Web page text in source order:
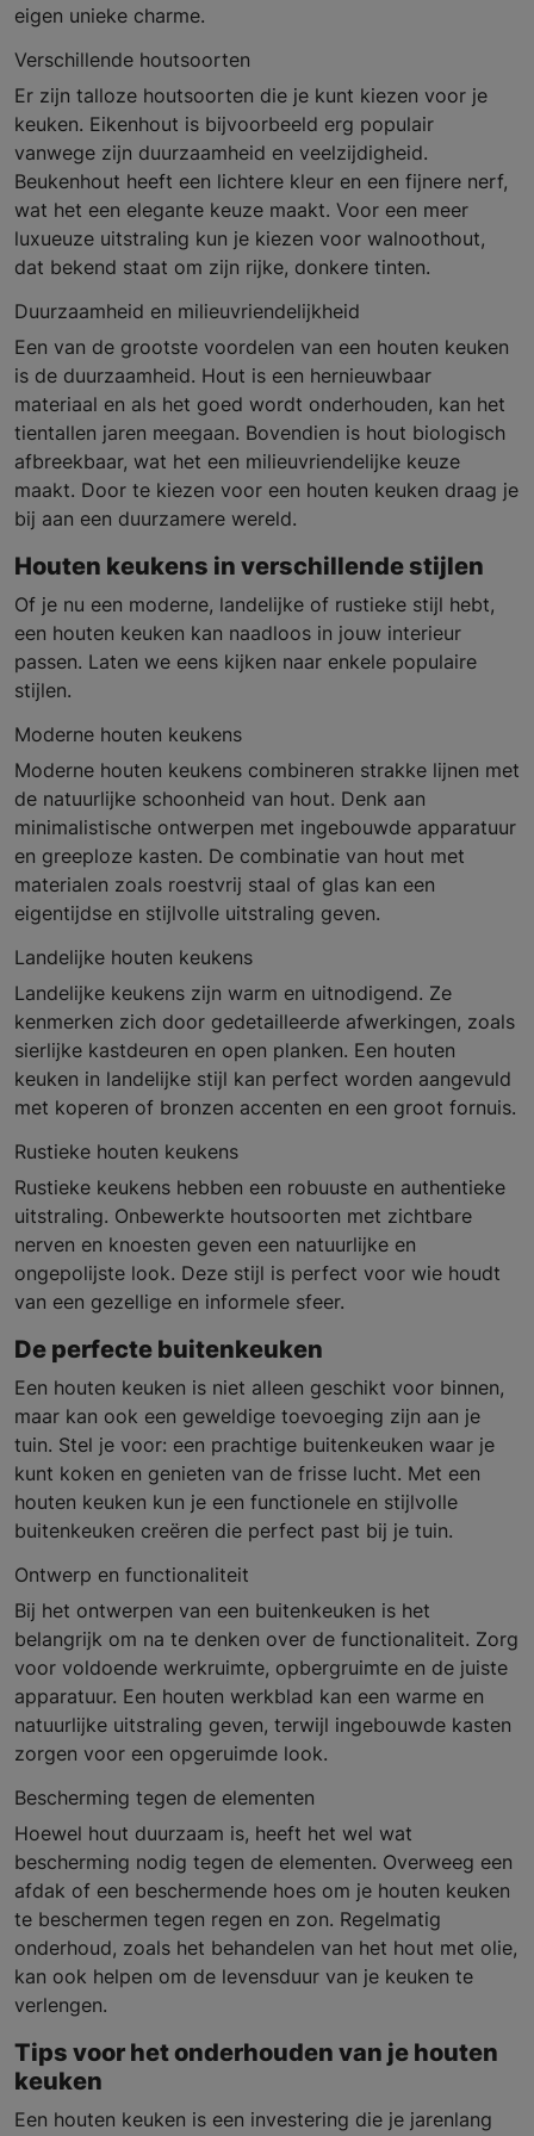
eigen unieke charme.
Verschillende houtsoorten
Er zijn talloze houtsoorten die je kunt kiezen voor je
keuken. Eikenhout is bijvoorbeeld erg populair
vanwege zijn duurzaamheid en veelzijdigheid.
Beukenhout heeft een lichtere kleur en een fijnere nerf,
wat het een elegante keuze maakt. Voor een meer
luxueuze uitstraling kun je kiezen voor walnoothout,
dat bekend staat om zijn rijke, donkere tinten.
Duurzaamheid en milieuvriendelijkheid
Een van de grootste voordelen van een houten keuken
is de duurzaamheid. Hout is een hernieuwbaar
materiaal en als het goed wordt onderhouden, kan het
tientallen jaren meegaan. Bovendien is hout biologisch
afbreekbaar, wat het een milieuvriendelijke keuze
maakt. Door te kiezen voor een houten keuken draag je
bij aan een duurzamere wereld.
Houten keukens in verschillende stijlen
Of je nu een moderne, landelijke of rustieke stijl hebt,
een houten keuken kan naadloos in jouw interieur
passen. Laten we eens kijken naar enkele populaire
stijlen.
Moderne houten keukens
Moderne houten keukens combineren strakke lijnen met
de natuurlijke schoonheid van hout. Denk aan
minimalistische ontwerpen met ingebouwde apparatuur
en greeploze kasten. De combinatie van hout met
materialen zoals roestvrij staal of glas kan een
eigentijdse en stijlvolle uitstraling geven.
Landelijke houten keukens
Landelijke keukens zijn warm en uitnodigend. Ze
kenmerken zich door gedetailleerde afwerkingen, zoals
sierlijke kastdeuren en open planken. Een houten
keuken in landelijke stijl kan perfect worden aangevuld
met koperen of bronzen accenten en een groot fornuis.
Rustieke houten keukens
Rustieke keukens hebben een robuuste en authentieke
uitstraling. Onbewerkte houtsoorten met zichtbare
nerven en knoesten geven een natuurlijke en
ongepolijste look. Deze stijl is perfect voor wie houdt
van een gezellige en informele sfeer.
De perfecte buitenkeuken
Een houten keuken is niet alleen geschikt voor binnen,
maar kan ook een geweldige toevoeging zijn aan je
tuin. Stel je voor: een prachtige buitenkeuken waar je
kunt koken en genieten van de frisse lucht. Met een
houten keuken kun je een functionele en stijlvolle
buitenkeuken creëren die perfect past bij je tuin.
Ontwerp en functionaliteit
Bij het ontwerpen van een buitenkeuken is het
belangrijk om na te denken over de functionaliteit. Zorg
voor voldoende werkruimte, opbergruimte en de juiste
apparatuur. Een houten werkblad kan een warme en
natuurlijke uitstraling geven, terwijl ingebouwde kasten
zorgen voor een opgeruimde look.
Bescherming tegen de elementen
Hoewel hout duurzaam is, heeft het wel wat
bescherming nodig tegen de elementen. Overweeg een
afdak of een beschermende hoes om je houten keuken
te beschermen tegen regen en zon. Regelmatig
onderhoud, zoals het behandelen van het hout met olie,
kan ook helpen om de levensduur van je keuken te
verlengen.
Tips voor het onderhouden van je houten
keuken
Een houten keuken is een investering die je jarenlang